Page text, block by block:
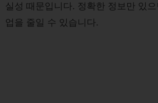
실성 때문입니다. 정확한 정보만 있
업을 줄일 수 있습니다.